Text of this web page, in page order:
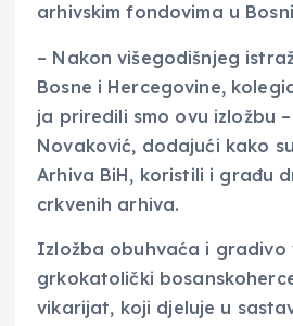
arhivskim fondovima u
– Nakon višegodišnjeg
Bosne i Hercegovine,
ja priredili smo ovu izložbu
Novaković, dodajući kako
Arhiva BiH, koristili i građu
crkvenih arhiva.
Izložba obuhvaća i gradivo
grkokatolički
vikarijat, koji djeluje u